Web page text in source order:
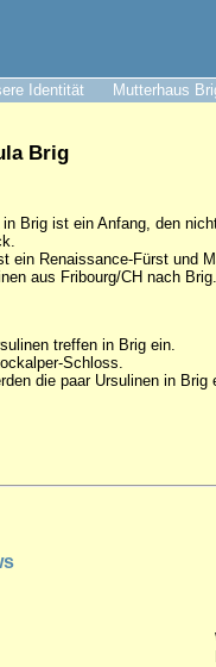
Identität Mutterhaus
Brig
Brig ist ein Anfang, den
ein Renaissance-Fürst und
aus Fribourg/CH nach Brig.
treffen in Brig ein.
Schloss.
die paar Ursulinen in Brig